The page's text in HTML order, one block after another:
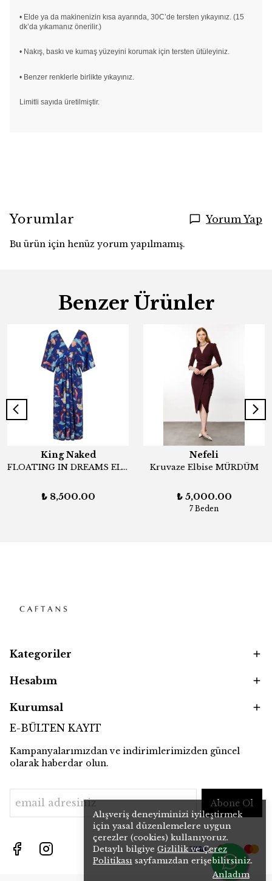
Alışveriş deneyiminizi iyileştirmek
için yasal düzenlemelere uygun
çerezler (cookies) kullanıyoruz.
Detaylı bilgiye Gizlilik ve Çerez
Politikası sayfamızdan erişebilirsiniz.
Anladım
• Elde ya da makinenizin kısa ayarında, 30C’de tersten yıkayınız. (15
dk’da yıkamanız önerilir.)
• Nakış, baskı ve kumaş yüzeyini korumak için tersten ütüleyiniz.
• Benzer renklerle birlikte yıkayınız.
Limitli sayıda üretilmiştir.
Yorumlar Yorum Yap
Bu ürün için henüz yorum yapılmamış.
Benzer Ürünler
King Naked
FLOATING IN DREAMS ELBİSE
₺ 8,500.00
Nefeli
Kruvaze Elbise MÜRDÜM
₺ 5,000.00
7 Beden
Kategoriler
Hesabım
Kurumsal
E-BÜLTEN KAYIT
Kampanyalarımızdan ve indirimlerimizden güncel
olarak haberdar olun.
Abone Ol